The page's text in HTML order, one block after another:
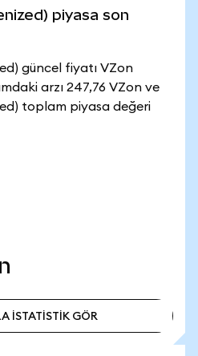
piyasa son
güncel fiyatı VZon
arzı 247,76 VZon ve
toplam piyasa değeri
İSTATİSTİK GÖR